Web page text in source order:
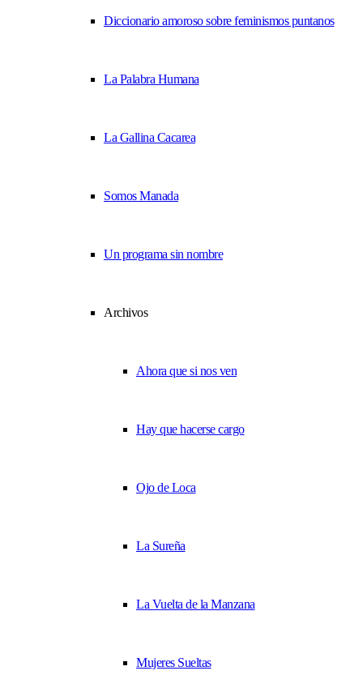
Diccionario amoroso sobre feminismos puntanos
La Palabra Humana
La Gallina Cacarea
Somos Manada
Un programa sin nombre
Archivos
Ahora que si nos ven
Hay que hacerse cargo
Ojo de Loca
La Sureña
La Vuelta de la Manzana
Mujeres Sueltas